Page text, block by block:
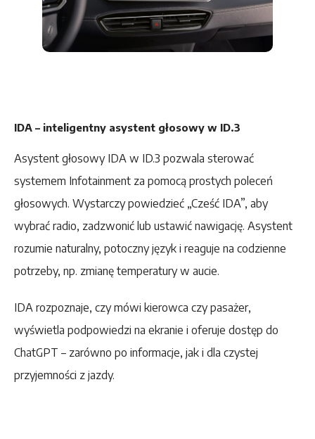
IDA – inteligentny asystent głosowy w ID.3
Asystent głosowy IDA w ID.3 pozwala sterować
systemem Infotainment za pomocą prostych poleceń
głosowych. Wystarczy powiedzieć „Cześć IDA”, aby
wybrać radio, zadzwonić lub ustawić nawigację. Asystent
rozumie naturalny, potoczny język i reaguje na codzienne
potrzeby, np. zmianę temperatury w aucie.
IDA rozpoznaje, czy mówi kierowca czy pasażer,
wyświetla podpowiedzi na ekranie i oferuje dostęp do
ChatGPT – zarówno po informacje, jak i dla czystej
przyjemności z jazdy.